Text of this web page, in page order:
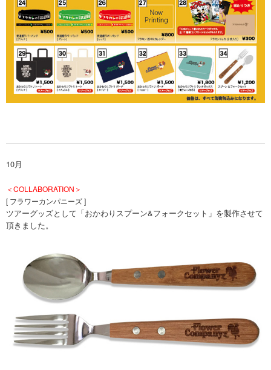
10月
＜COLLABORATION＞
[ フラワーカンパニーズ ]
ツアーグッズとして「おかわりスプーン&フォークセット」を製作させて
頂きました。